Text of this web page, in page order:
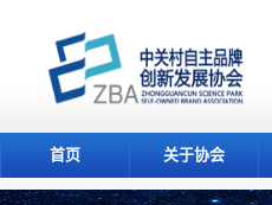
首页 关于协会